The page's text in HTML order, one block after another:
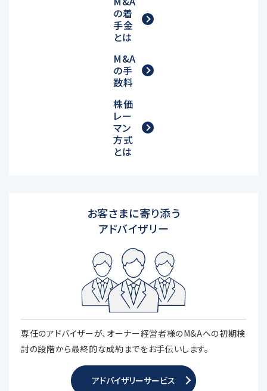
の着
手金
とは
M&A
の手
数料
株価
レー
マン
方式
とは
お客さまに寄り添う
アドバイザリー
専任のアドバイザーが、オーナー経営者様のM&Aへの初期検
討の段階から最終的な成約までをお手伝いします。
アドバイザリーサービス